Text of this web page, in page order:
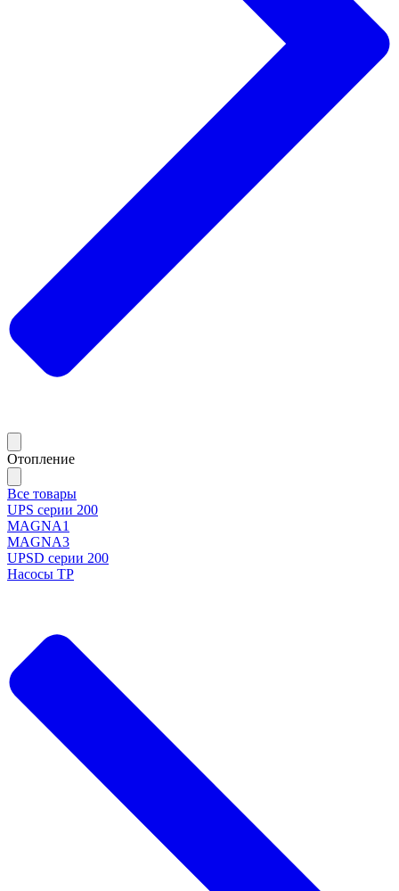
Отопление
Все товары
UPS серии 200
MAGNA1
MAGNA3
UPSD серии 200
Насосы TP